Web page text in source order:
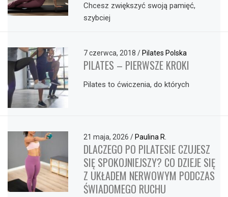
Chcesz zwiększyć swoją pamięć,
szybciej
7 czerwca, 2018/ Pilates Polska
PILATES – PIERWSZE KROKI
Pilates to ćwiczenia, do których
21 maja, 2026/ Paulina R.
DLACZEGO PO PILATESIE CZUJESZ
SIĘ SPOKOJNIEJSZY? CO DZIEJE SIĘ
Z UKŁADEM NERWOWYM PODCZAS
ŚWIADOMEGO RUCHU